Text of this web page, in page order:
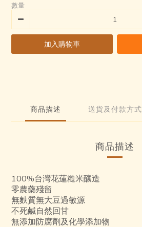
數量
加入購物車
商品描述 送貨及付款方式
商品描述
100%台灣花蓮糙米釀造
零農藥殘留
無麩質無大豆過敏源
不死鹹自然回甘
無添加防腐劑及化學添加物